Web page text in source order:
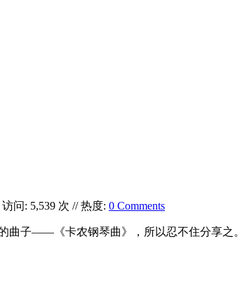
访问: 5,539 次 // 热度: 0 Comments
曲子——《卡农钢琴曲》，所以忍不住分享之。